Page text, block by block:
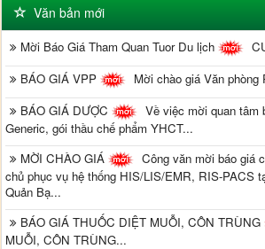
Văn bản mới
Mời Báo Giá Tham Quan Tuor Du lịch
BÁO GIÁ VPP
Mời chào giá Văn phòng
BÁO GIÁ DƯỢC
Về việc mời quan tâm
Generic, gói thầu chế phẩm YHCT...
MỜI CHÀO GIÁ
Công văn mời báo giá
chủ phục vụ hệ thống HIS/LIS/EMR, RIS-PACS
Quản Bạ...
BÁO GIÁ THUỐC DIỆT MUỖI, CÔN TRÙNG
MUỖI, CÔN TRÙNG...